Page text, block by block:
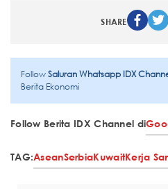
SHARE
FollowSaluran Whatsapp IDX
Berita Ekonomi
Follow Berita IDX Channel di
TAG:AseanSerbiaKuwaitKerja